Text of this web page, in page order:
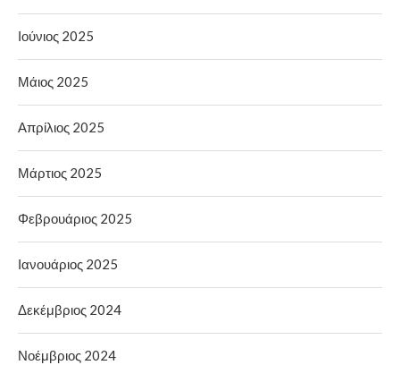
Ιούνιος 2025
Μάιος 2025
Απρίλιος 2025
Μάρτιος 2025
Φεβρουάριος 2025
Ιανουάριος 2025
Δεκέμβριος 2024
Νοέμβριος 2024